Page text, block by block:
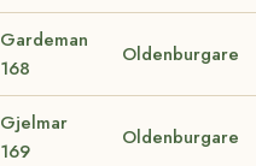
Gardeman
168
Oldenburgare
Gjelmar
169
Oldenburgare